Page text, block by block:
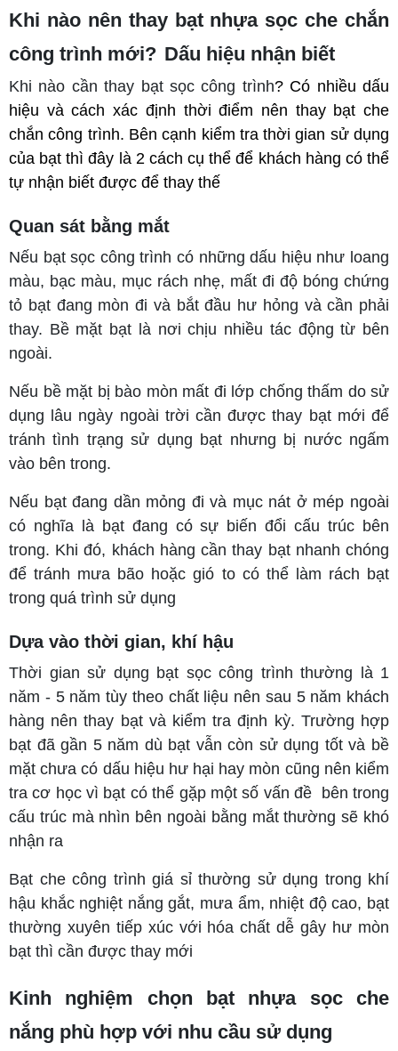
Khi nào nên thay bạt nhựa sọc che chắn
công trình mới? Dấu hiệu nhận biết
Khi nào cần thay bạt sọc công trình? Có nhiều dấu
hiệu và cách xác định thời điểm nên thay bạt che
chắn công trình. Bên cạnh kiểm tra thời gian sử dụng
của bạt thì đây là 2 cách cụ thể để khách hàng có thể
tự nhận biết được để thay thế
Quan sát bằng mắt
Nếu bạt sọc công trình có những dấu hiệu như loang
màu, bạc màu, mục rách nhẹ, mất đi độ bóng chứng
tỏ bạt đang mòn đi và bắt đầu hư hỏng và cần phải
thay. Bề mặt bạt là nơi chịu nhiều tác động từ bên
ngoài.
Nếu bề mặt bị bào mòn mất đi lớp chống thấm do sử
dụng lâu ngày ngoài trời cần được thay bạt mới để
tránh tình trạng sử dụng bạt nhưng bị nước ngấm
vào bên trong.
Nếu bạt đang dần mỏng đi và mục nát ở mép ngoài
có nghĩa là bạt đang có sự biến đổi cấu trúc bên
trong. Khi đó, khách hàng cần thay bạt nhanh chóng
để tránh mưa bão hoặc gió to có thể làm rách bạt
trong quá trình sử dụng
Dựa vào thời gian, khí hậu
Thời gian sử dụng bạt sọc công trình thường là 1
năm - 5 năm tùy theo chất liệu nên sau 5 năm khách
hàng nên thay bạt và kiểm tra định kỳ. Trường hợp
bạt đã gần 5 năm dù bạt vẫn còn sử dụng tốt và bề
mặt chưa có dấu hiệu hư hại hay mòn cũng nên kiểm
tra cơ học vì bạt có thể gặp một số vấn đề bên trong
cấu trúc mà nhìn bên ngoài bằng mắt thường sẽ khó
nhận ra
Bạt che công trình giá sỉ thường sử dụng trong khí
hậu khắc nghiệt nắng gắt, mưa ẩm, nhiệt độ cao, bạt
thường xuyên tiếp xúc với hóa chất dễ gây hư mòn
bạt thì cần được thay mới
Kinh nghiệm chọn bạt nhựa sọc che
nắng phù hợp với nhu cầu sử dụng